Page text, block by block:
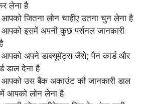
लेना है
जितना लोन चाहीए उतना चुन लेना है
इसमें अपनी कुछ पर्सनल जानकारी
आपको अपने डाक्यूमेंट्स जैसे; पैन कार्ड और
डाल देना है
उस बैंक अकाउंट की जानकारी डाल
आपको लोन लेना है